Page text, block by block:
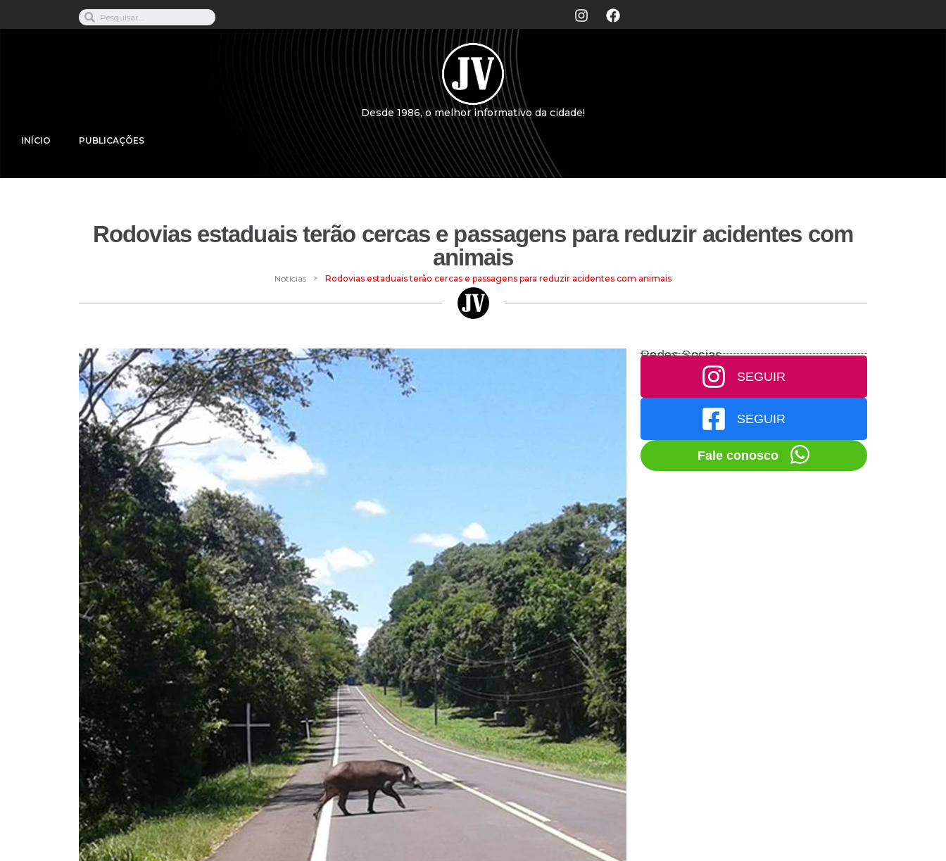
Desde 1986, o melhor informativo da cidade!
INÍCIO PUBLICAÇÕES
Rodovias estaduais terão cercas e passagens para reduzir acidentes com
animais
Notícias > Rodovias estaduais terão cercas e passagens para reduzir acidentes com animais
Redes Socias
SEGUIR
SEGUIR
Fale conosco